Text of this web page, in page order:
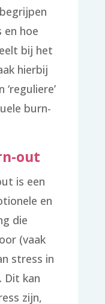
hoe
bij het
hierbij
burn-
out
is een
en
die
(vaak
stress in
Dit kan
zijn,